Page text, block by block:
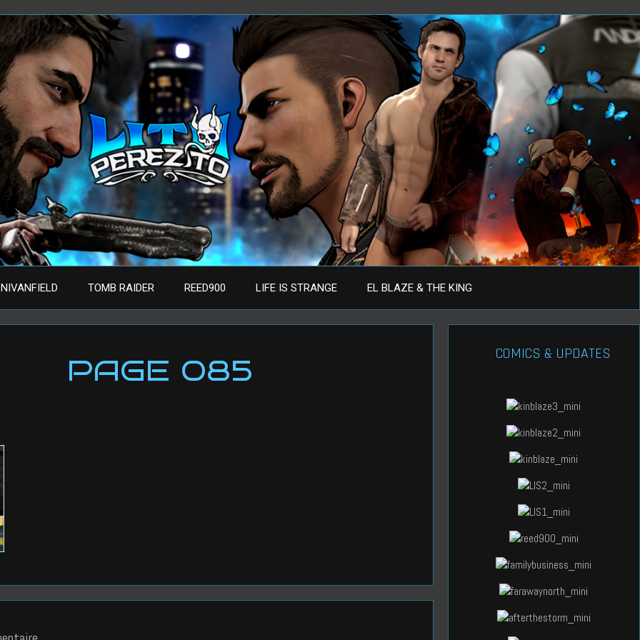
NIVANFIELD TOMB RAIDER REED900 LIFE IS STRANGE EL BLAZE & THE KING
PAGE 085 COMICS & UPDATES